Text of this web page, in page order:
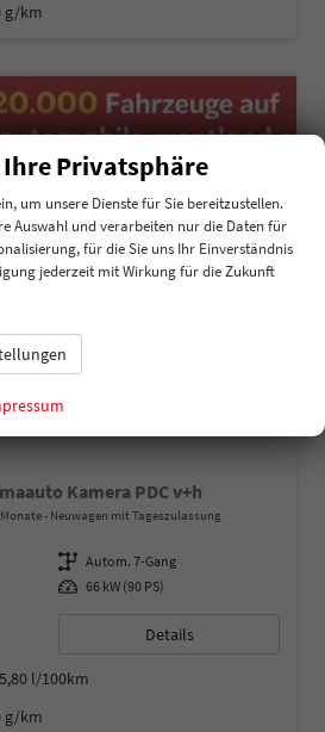
g/km
Kamera PDC v+h
Neuwagen mit Tageszulassung
Getriebe Autom. 7-Gang
Leistung 66 kW (90 PS)
Details
5,80 l/100km
g/km
Privatsphäre
um unsere Dienste für Sie bereitzustellen.
Auswahl und verarbeiten nur die Daten für
für die Sie uns Ihr Einverständnis
jederzeit mit Wirkung für die Zukunft